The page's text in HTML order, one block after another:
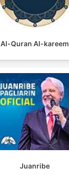
Al-Quran Al-kareem
Juanribe